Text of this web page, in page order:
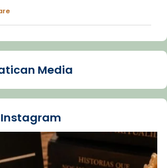
de Barcelona
depressió. Fa gairebé
Lluís Companys, la
comp
Vatican
Media
Instagram